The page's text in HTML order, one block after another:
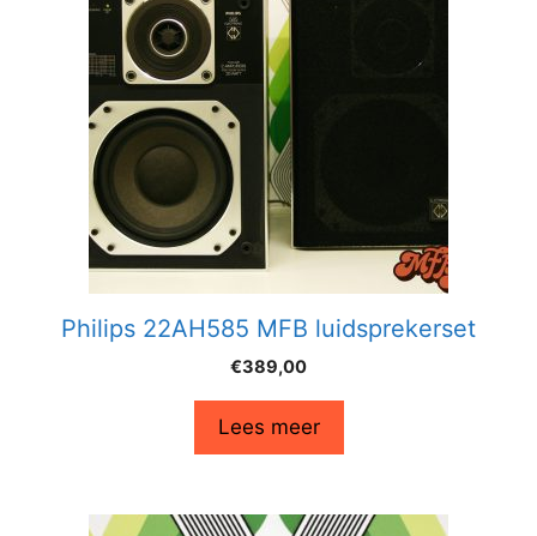
Philips 22AH585 MFB luidsprekerset
€389,00
Lees meer